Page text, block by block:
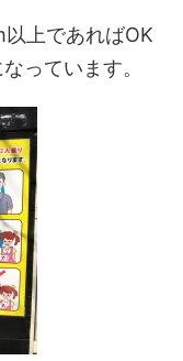
上であればOK
っています。